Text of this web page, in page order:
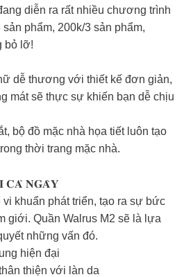
diễn ra rất nhiều chương trình
phẩm, 200k/3 sản phẩm,
bỏ lỡ!
dễ thương với thiết kế đơn giản,
mát sẽ thực sự khiến bạn dễ chịu
bộ đồ mặc nhà họa tiết luôn tạo
thời trang mặc nhà.
𝐂𝐀̉ 𝐍𝐆𝐀̀𝐘
khuẩn phát triển, tạo ra sự bức
giới. Quần Walrus M2 sẽ là lựa
những vấn đó.
hiện đại
thiện với làn da